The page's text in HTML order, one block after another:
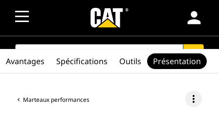
person
SEARCH search
Marteaux performances more_vert
Avantages Spécifications Outils Présentation